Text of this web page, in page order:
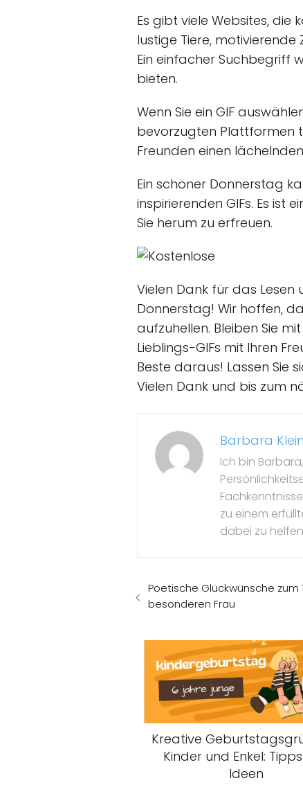
Es gibt viele Websites, die
lustige Tiere,
Ein einfacher Suchbegriff
bieten.
Wenn Sie ein GIF
bevorzugten Plattformen
Freunden einen
Ein schöner Donnerstag
inspirierenden GIFs. Es ist
Sie herum zu erfreuen.
Vielen Dank für das Lesen
Donnerstag! Wir hoffen,
aufzuhellen. Bleiben Sie
Lieblings-GIFs mit Ihren
Beste daraus! Lassen Sie
Vielen Dank und bis zum
Barbara Klein
Ich bin
zu einem
dabei zu
Poetische Glückwünsche zum
besonderen Frau
Kreative
Kinder und Enkel:
Ideen